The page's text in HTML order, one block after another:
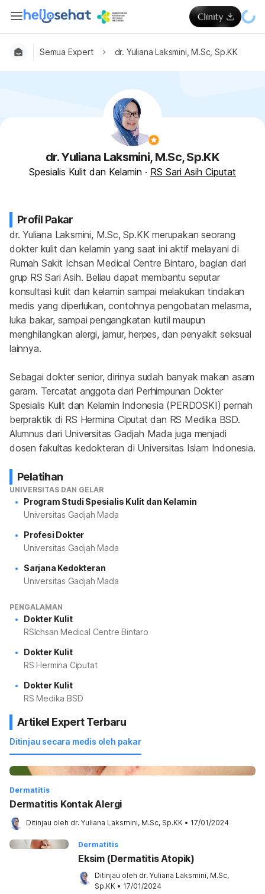
Semua Expert dr. Yuliana Laksmini, M.Sc, Sp.KK
dr. Yuliana Laksmini, M.Sc, Sp.KK
Spesialis Kulit dan Kelamin · RS Sari Asih Ciputat
Profil Pakar
dr. Yuliana Laksmini, M.Sc, Sp.KK merupakan seorang
dokter kulit dan kelamin yang saat ini aktif melayani di
Rumah Sakit Ichsan Medical Centre Bintaro, bagian dari
grup RS Sari Asih. Beliau dapat membantu seputar
konsultasi kulit dan kelamin sampai melakukan tindakan
medis yang diperlukan, contohnya pengobatan melasma,
luka bakar, sampai pengangkatan kutil maupun
menghilangkan alergi, jamur, herpes, dan penyakit seksual
lainnya.
Sebagai dokter senior, dirinya sudah banyak makan asam
garam. Tercatat anggota dari Perhimpunan Dokter
Spesialis Kulit dan Kelamin Indonesia (PERDOSKI) pernah
berpraktik di RS Hermina Ciputat dan RS Medika BSD.
Alumnus dari Universitas Gadjah Mada juga menjadi
dosen fakultas kedokteran di Universitas Islam Indonesia.
Pelatihan
UNIVERSITAS DAN GELAR
Program Studi Spesialis Kulit dan Kelamin
Universitas Gadjah Mada
Profesi Dokter
Universitas Gadjah Mada
Sarjana Kedokteran
Universitas Gadjah Mada
PENGALAMAN
Dokter Kulit
RSIchsan Medical Centre Bintaro
Dokter Kulit
RS Hermina Ciputat
Dokter Kulit
RS Medika BSD
Artikel Expert Terbaru
Ditinjau secara medis oleh pakar
Dermatitis
Dermatitis Kontak Alergi
Ditinjau oleh dr. Yuliana Laksmini, M.Sc, Sp.KK • 17/01/2024
Dermatitis
Eksim (Dermatitis Atopik)
Ditinjau oleh dr. Yuliana Laksmini, M.Sc,
Sp.KK • 17/01/2024